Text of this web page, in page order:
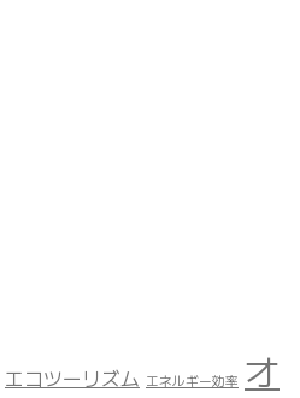
エコツーリズム エネルギー効率 オ